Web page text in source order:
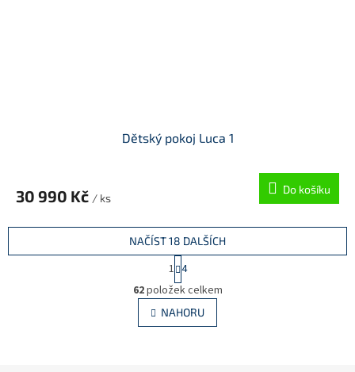
Dětský pokoj Luca 1
30 990 Kč / ks
Do košíku
O
v
l
á
NAČÍST 18 DALŠÍCH
S
t
r
á
n
k
1 4
62položek celkem
NAHORU